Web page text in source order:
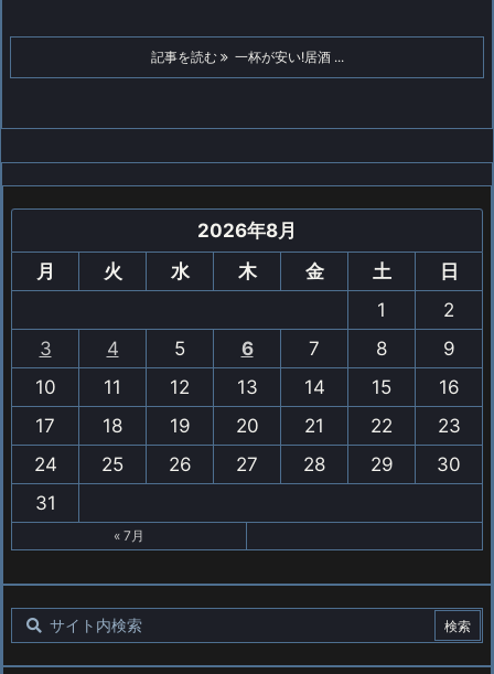
記事を読む 一杯が安い!居酒 ...
2026年8月
月
火 水 木 金 土
日
1
2
3
4 5 6 7 8
9
10
11 12 13 14 15
16
17
18 19 20 21 22
23
24
25 26 27 28 29
30
31
« 7月